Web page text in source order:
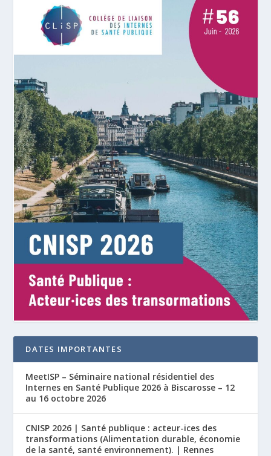
DATES IMPORTANTES
MeetISP – Séminaire national résidentiel des
Internes en Santé Publique 2026 à Biscarosse – 12
au 16 octobre 2026
CNISP 2026 | Santé publique : acteur-ices des
transformations (Alimentation durable, économie
de la santé, santé environnement). | Rennes